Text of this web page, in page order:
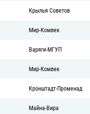
Крылья Советов
Мир-Комвек
Варяги-МГУП
Мир-Комвек
Кронштадт-Променад
Майна-Вира